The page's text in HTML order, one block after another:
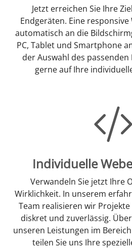
Jetzt erreichen Sie Ihre
Endgeräten. Eine
automatisch an die
PC, Tablet und Smartphone
der Auswahl des
gerne auf Ihre
Individuelle
Verwandeln Sie jetzt Ihre
Wirklichkeit. In unserem
Team realisieren wir
diskret und zuverlässig.
unseren Leistungen im
teilen Sie uns Ihre